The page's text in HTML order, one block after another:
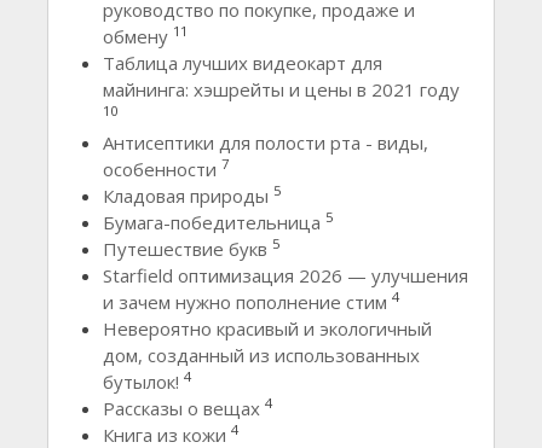
руководство по покупке, продаже и
обмену 11
Таблица лучших видеокарт для
майнинга: хэшрейты и цены в 2021 году
10
Антисептики для полости рта - виды,
особенности 7
Кладовая природы 5
Бумага-победительница 5
Путешествие букв 5
Starfield оптимизация 2026 — улучшения
и зачем нужно пополнение стим 4
Невероятно красивый и экологичный
дом, созданный из использованных
бутылок! 4
Рассказы о вещах 4
Книга из кожи 4